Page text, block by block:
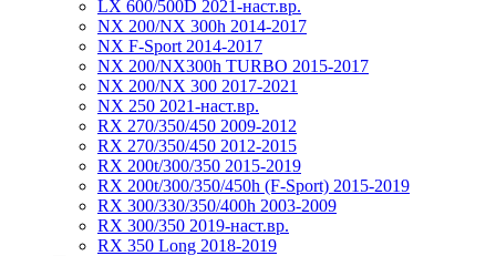
LX 600/500D 2021-наст.вр.
NX 200/NX 300h 2014-2017
NX F-Sport 2014-2017
NX 200/NX300h TURBO 2015-2017
NX 200/NX 300 2017-2021
NX 250 2021-наст.вр.
RX 270/350/450 2009-2012
RX 270/350/450 2012-2015
RX 200t/300/350 2015-2019
RX 200t/300/350/450h (F-Sport) 2015-2019
RX 300/330/350/400h 2003-2009
RX 300/350 2019-наст.вр.
RX 350 Long 2018-2019